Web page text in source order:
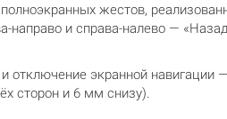
жестов,
и справа-налево —
экранной
сторон и 6 мм снизу).